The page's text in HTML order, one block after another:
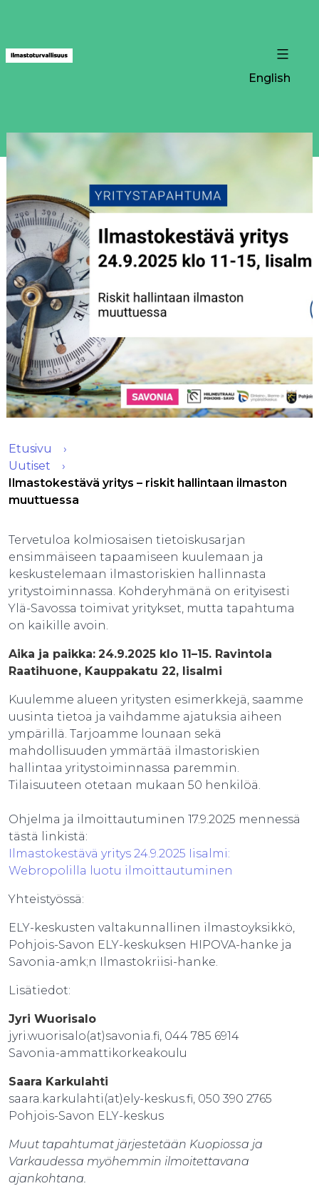
English
Etusivu
Uutiset
Ilmastokestävä yritys – riskit hallintaan ilmaston
muuttuessa
Tervetuloa kolmiosaisen tietoiskusarjan
ensimmäiseen tapaamiseen kuulemaan ja
keskustelemaan ilmastoriskien hallinnasta
yritystoiminnassa. Kohderyhmänä on erityisesti
Ylä-Savossa toimivat yritykset, mutta tapahtuma
on kaikille avoin.
Aika ja paikka: 24.9.2025 klo 11–15. Ravintola
Raatihuone, Kauppakatu 22, Iisalmi
Kuulemme alueen yritysten esimerkkejä, saamme
uusinta tietoa ja vaihdamme ajatuksia aiheen
ympärillä. Tarjoamme lounaan sekä
mahdollisuuden ymmärtää ilmastoriskien
hallintaa yritystoiminnassa paremmin.
Tilaisuuteen otetaan mukaan 50 henkilöä.
Ohjelma ja ilmoittautuminen 17.9.2025 mennessä
tästä linkistä:
Ilmastokestävä yritys 24.9.2025 Iisalmi:
Webropolilla luotu ilmoittautuminen
Yhteistyössä:
ELY-keskusten valtakunnallinen ilmastoyksikkö,
Pohjois-Savon ELY-keskuksen HIPOVA-hanke ja
Savonia-amk;n Ilmastokriisi-hanke.
Lisätiedot:
Jyri Wuorisalo
jyri.wuorisalo(at)savonia.fi, 044 785 6914
Savonia-ammattikorkeakoulu
Saara Karkulahti
saara.karkulahti(at)ely-keskus.fi, 050 390 2765
Pohjois-Savon ELY-keskus
Muut tapahtumat järjestetään Kuopiossa ja
Varkaudessa myöhemmin ilmoitettavana
ajankohtana.